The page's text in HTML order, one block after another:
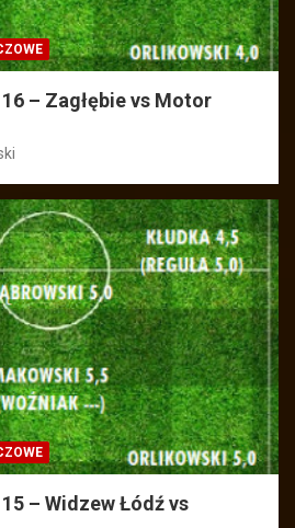
– Zagłębie vs Motor
– Widzew Łódź vs